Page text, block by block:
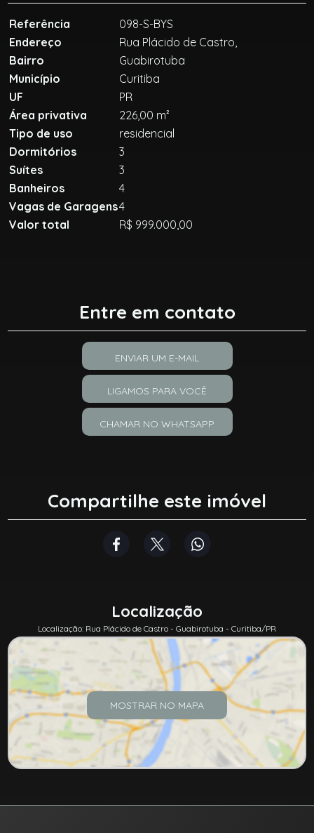
Referência
098-S-BYS
Endereço
Rua Plácido de Castro,
Bairro
Guabirotuba
Município
Curitiba
UF
PR
Área privativa
226,00 m²
Tipo de uso
residencial
Dormitórios
3
Suítes
3
Banheiros
4
Vagas de Garagens4
Valor total
R$ 999.000,00
Entre em contato
ENVIAR UM E-MAIL
LIGAMOS PARA VOCÊ
CHAMAR NO WHATSAPP
Compartilhe este imóvel
Localização
Localização: Rua Plácido de Castro - Guabirotuba - Curitiba/PR
MOSTRAR NO MAPA